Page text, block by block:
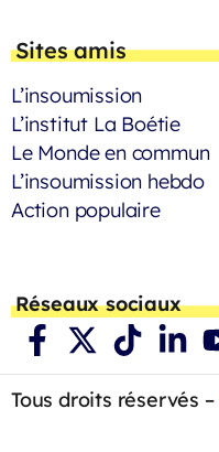
Sites amis
L’insoumission
L’institut La Boétie
Le Monde en commun
L’insoumission hebdo
Action populaire
Réseaux sociaux
Tous droits réservés –